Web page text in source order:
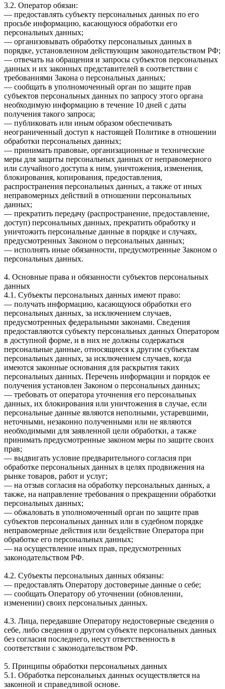
3.2. Оператор обязан:
— предоставлять субъекту персональных данных по его
просьбе информацию, касающуюся обработки его
персональных данных;
— организовывать обработку персональных данных в
порядке, установленном действующим законодательством РФ;
— отвечать на обращения и запросы субъектов персональных
данных и их законных представителей в соответствии с
требованиями Закона о персональных данных;
— сообщать в уполномоченный орган по защите прав
субъектов персональных данных по запросу этого органа
необходимую информацию в течение 10 дней с даты
получения такого запроса;
— публиковать или иным образом обеспечивать
неограниченный доступ к настоящей Политике в отношении
обработки персональных данных;
— принимать правовые, организационные и технические
меры для защиты персональных данных от неправомерного
или случайного доступа к ним, уничтожения, изменения,
блокирования, копирования, предоставления,
распространения персональных данных, а также от иных
неправомерных действий в отношении персональных
данных;
— прекратить передачу (распространение, предоставление,
доступ) персональных данных, прекратить обработку и
уничтожить персональные данные в порядке и случаях,
предусмотренных Законом о персональных данных;
— исполнять иные обязанности, предусмотренные Законом о
персональных данных.
4. Основные права и обязанности субъектов персональных
данных
4.1. Субъекты персональных данных имеют право:
— получать информацию, касающуюся обработки его
персональных данных, за исключением случаев,
предусмотренных федеральными законами. Сведения
предоставляются субъекту персональных данных Оператором
в доступной форме, и в них не должны содержаться
персональные данные, относящиеся к другим субъектам
персональных данных, за исключением случаев, когда
имеются законные основания для раскрытия таких
персональных данных. Перечень информации и порядок ее
получения установлен Законом о персональных данных;
— требовать от оператора уточнения его персональных
данных, их блокирования или уничтожения в случае, если
персональные данные являются неполными, устаревшими,
неточными, незаконно полученными или не являются
необходимыми для заявленной цели обработки, а также
принимать предусмотренные законом меры по защите своих
прав;
— выдвигать условие предварительного согласия при
обработке персональных данных в целях продвижения на
рынке товаров, работ и услуг;
— на отзыв согласия на обработку персональных данных, а
также, на направление требования о прекращении обработки
персональных данных;
— обжаловать в уполномоченный орган по защите прав
субъектов персональных данных или в судебном порядке
неправомерные действия или бездействие Оператора при
обработке его персональных данных;
— на осуществление иных прав, предусмотренных
законодательством РФ.
4.2. Субъекты персональных данных обязаны:
— предоставлять Оператору достоверные данные о себе;
— сообщать Оператору об уточнении (обновлении,
изменении) своих персональных данных.
4.3. Лица, передавшие Оператору недостоверные сведения о
себе, либо сведения о другом субъекте персональных данных
без согласия последнего, несут ответственность в
соответствии с законодательством РФ.
5. Принципы обработки персональных данных
5.1. Обработка персональных данных осуществляется на
законной и справедливой основе.